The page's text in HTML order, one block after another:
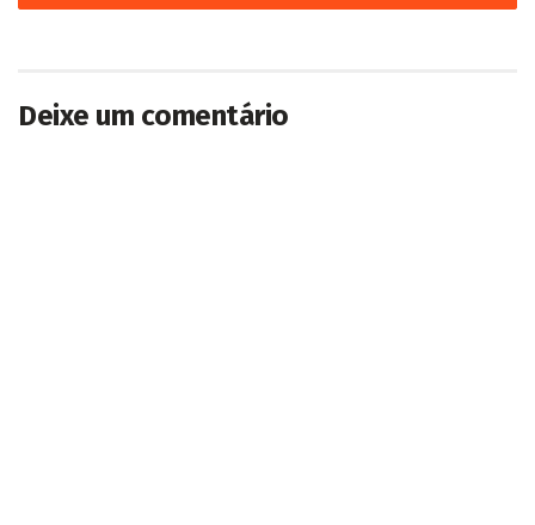
Deixe um comentário